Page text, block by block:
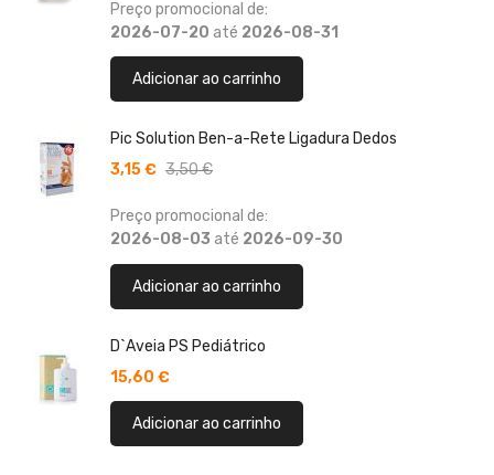
Preço promocional de:
2026-07-20 até 2026-08-31
Adicionar ao carrinho
Pic Solution Ben-a-Rete Ligadura Dedos
3,15 € 3,50 €
Preço promocional de:
2026-08-03 até 2026-09-30
Adicionar ao carrinho
D`Aveia PS Pediátrico
15,60 €
Adicionar ao carrinho